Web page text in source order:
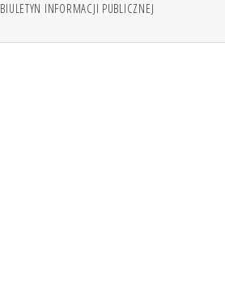
BIULETYN INFORMACJI PUBLICZNEJ